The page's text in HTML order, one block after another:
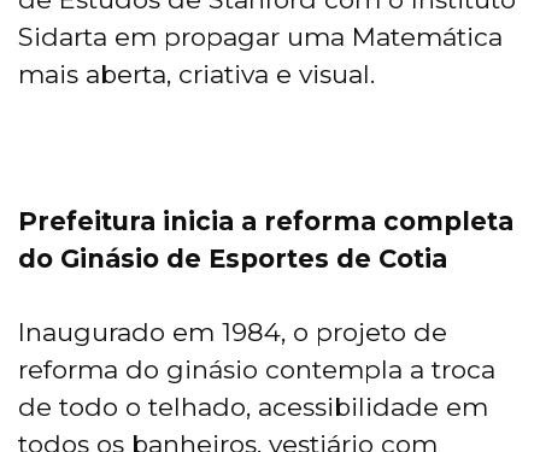
Sidarta em propagar uma Matemática
mais aberta, criativa e visual.
Prefeitura inicia a reforma completa
do Ginásio de Esportes de Cotia
Inaugurado em 1984, o projeto de
reforma do ginásio contempla a troca
de todo o telhado, acessibilidade em
todos os banheiros, vestiário com